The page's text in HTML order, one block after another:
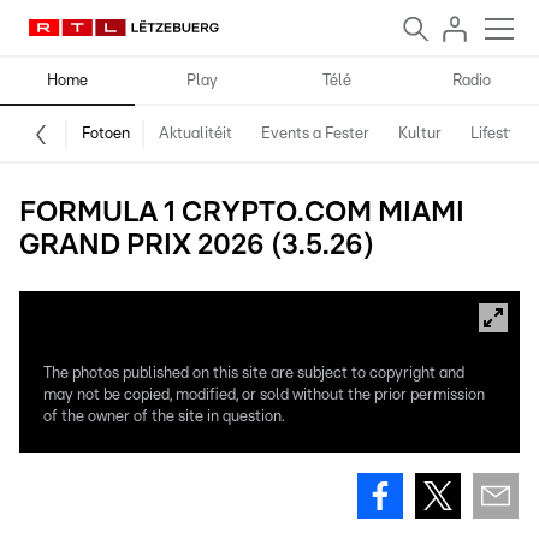
Home Play Télé Radio
Fotoen Aktualitéit Events a Fester Kultur Lifestyle
FORMULA 1 CRYPTO.COM MIAMI
GRAND PRIX 2026 (3.5.26)
The photos published on this site are subject to copyright and
may not be copied, modified, or sold without the prior permission
of the owner of the site in question.